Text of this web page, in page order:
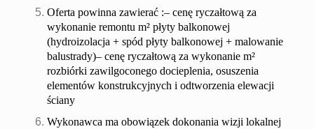
Oferta powinna zawierać :– cenę ryczałtową za
wykonanie remontu m² płyty balkonowej
(hydroizolacja + spód płyty balkonowej+ malowanie
balustrady)– cenę ryczałtową za wykonanie m²
rozbiórki zawilgoconego docieplenia, osuszenia
elementów konstrukcyjnych i odtworzenia elewacji
ściany
Wykonawca ma obowiązek dokonania wizji lokalnej